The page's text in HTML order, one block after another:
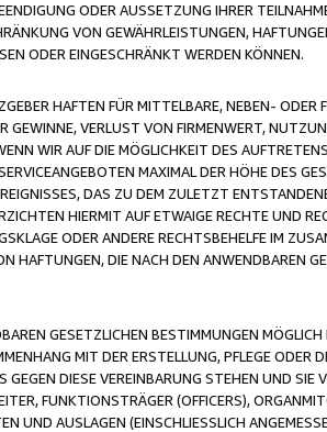
ODER AUSSETZUNG IHRER
VON GEWÄHRLEISTUNGEN,
ODER EINGESCHRÄNKT WERDEN KÖNNEN.
HAFTEN FÜR MITTELBARE, NEBEN- ODER
VERLUST VON FIRMENWERT,
WIR AUF DIE MÖGLICHKEIT DES
MAXIMAL DER HÖHE DES
DAS ZU DEM ZULETZT
HIERMIT AUF ETWAIGE RECHTE UND
ODER ANDERE RECHTSBEHELFE IM
HAFTUNGEN, DIE NACH DEN ANWENDBAREN
GESETZLICHEN BESTIMMUNGEN MÖGLICH
MIT DER ERSTELLUNG, PFLEGE ODER
DIESE VEREINBARUNG STEHEN UND SIE
FUNKTIONSTRÄGER (OFFICERS),
UND AUSLAGEN (EINSCHLIESSLICH